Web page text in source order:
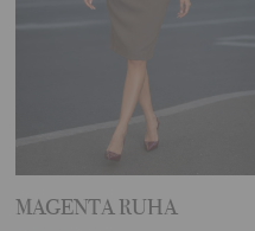
MAGENTA RUHA